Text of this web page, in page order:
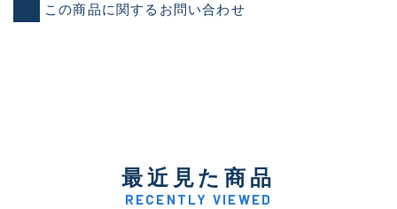
この商品に関するお問い合わせ
最近見た商品
RECENTLY VIEWED